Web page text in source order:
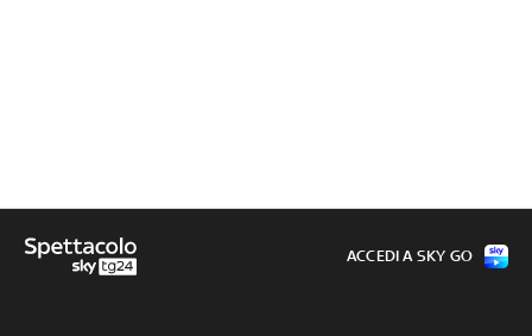
ACCEDI A SKY GO